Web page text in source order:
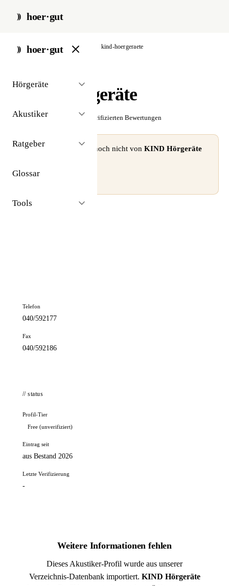
hoer·gut
hoer·gut
Hörgeräte
Akustiker
Ratgeber
Glossar
Tools
start / akustiker / hamburg kind-hoergeraete
KIND Hörgeräte
☆☆☆☆☆ Noch keine verifizierten Bewertungen
⚠ Dieses Profil wurde noch nicht von KIND Hörgeräte
Profil beanspruchen →
Telefon
040/592177
Fax
040/592186
// status
Profil-Tier
Free (unverifiziert)
Eintrag seit
aus Bestand 2026
Letzte Verifizierung
-
Weitere Informationen fehlen
Dieses Akustiker-Profil wurde aus unserer
Verzeichnis-Datenbank importiert. KIND Hörgeräte